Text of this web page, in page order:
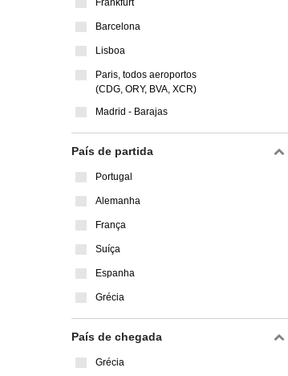
Frankfurt
Barcelona
Lisboa
Paris, todos aeroportos
(CDG, ORY, BVA, XCR)
Madrid - Barajas
País de partida
Portugal
Alemanha
França
Suíça
Espanha
Grécia
País de chegada
Grécia